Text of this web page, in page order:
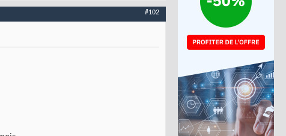
#102